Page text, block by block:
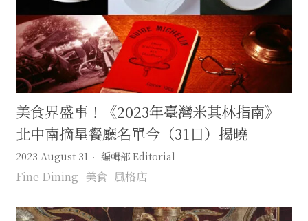
美食界盛事！《2023年臺灣米其林指南》
北中南摘星餐廳名單今（31日）揭曉
2023 August 31 編輯部 Editorial
Fine Dining 美食 風格店